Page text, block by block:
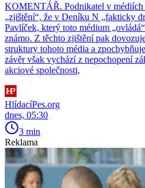
KOMENTÁŘ. Podnikatel v médiích
„zjištění“, že v Deníku N „fakticky
Pavlíček, který toto médium
známo. Z těchto zjištění pak
struktury tohoto média a
závěr však vychází z nepochopení
akciové společnosti,
HlídacíPes.org
dnes, 05:30
3 min
Reklama